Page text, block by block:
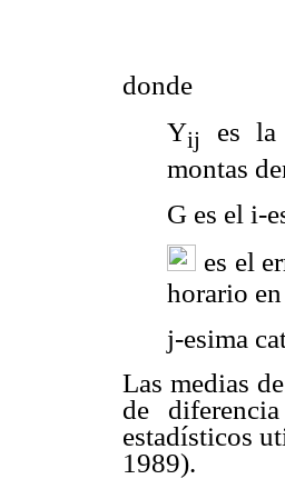
donde
Yij
es la
montas
G es el i-
es el
horario
j-esima
Las medias
de
estadísticos
1989).